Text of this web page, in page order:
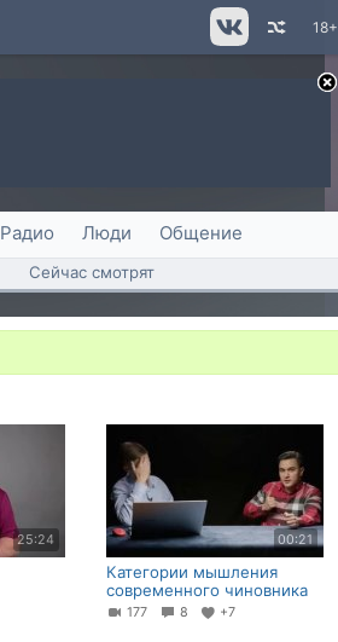
18+
Радио Люди Общение
Сейчас смотрят
25:24 00:21
Категории мышления
современного чиновника
177 8 +7